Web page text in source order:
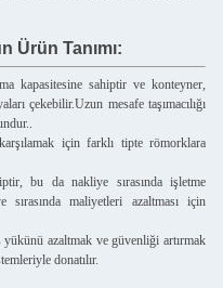
Ürün Tanımı:
kapasitesine sahiptir ve konteyner,
çekebilir.Uzun mesafe taşımacılığı
için farklı tipte römorklara
bu da nakliye sırasında işletme
maliyetleri azaltması için
azaltmak ve güvenliği artırmak
donatılır.